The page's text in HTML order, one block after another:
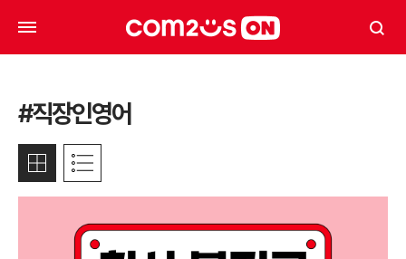
#직장인영어